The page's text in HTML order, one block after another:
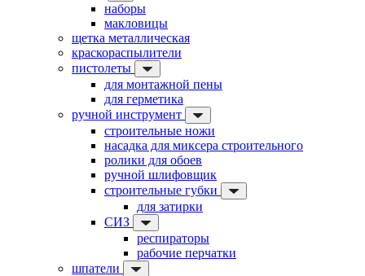
наборы
макловицы
щетка металлическая
краскораспылители
пистолеты
для монтажной пены
для герметика
ручной инструмент
строительные ножи
насадка для миксера строительного
ролики для обоев
ручной шлифовщик
строительные губки
для затирки
СИЗ
респираторы
рабочие перчатки
шпатели